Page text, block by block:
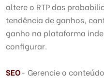
altere o RTP das
tendência de ganhos,
ganho na plataforma
configurar.
SEO- Gerencie o